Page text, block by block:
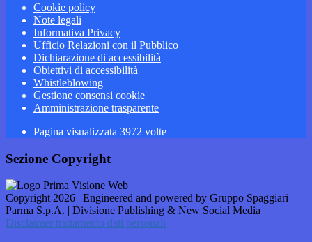
Cookie policy
Note legali
Informativa Privacy
Ufficio Relazioni con il Pubblico
Dichiarazione di accessibilità
Obiettivi di accessibilità
Whistleblowing
Gestione consensi cookie
Amministrazione trasparente
Pagina visualizzata 3972 volte
Sezione Copyright
Copyright 2026 | Engineered and powered by Gruppo Spaggiari
Parma S.p.A. | Divisione Publishing & New Social Media
Disclaimer trattamento dati personali